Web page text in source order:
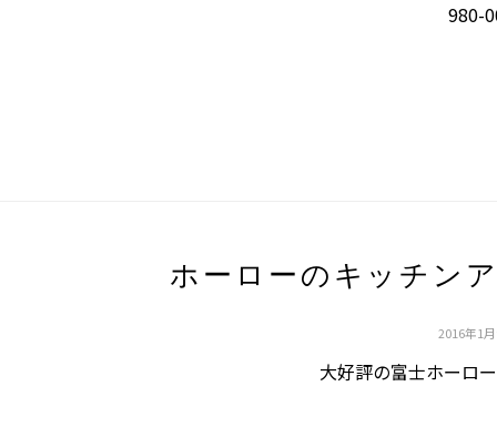
980-
ホーローのキッチン
2016年1
大好評の富士ホーロ